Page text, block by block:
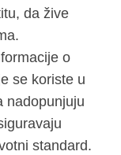
da žive
o
se koriste u
nadopunjuju
standard.